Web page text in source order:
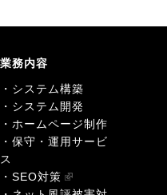
業務内容
・システム構築
・システム開発
・ホームページ制作
・保守・運用サービ
ス
・SEO対策